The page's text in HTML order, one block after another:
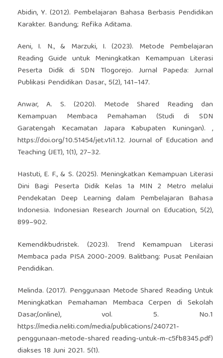
Abidin, Y. (2012). Pembelajaran Bahasa Berbasis Pendidikan
Karakter. Bandung; Refika Aditama.
Aeni, I. N., & Marzuki, I. (2023). Metode Pembelajaran
Reading Guide untuk Meningkatkan Kemampuan Literasi
Peserta Didik di SDN Tlogorejo. Jurnal Papeda: Jurnal
Publikasi Pendidikan Dasar., 5(2), 141–147.
Anwar, A. S. (2020). Metode Shared Reading dan
Kemampuan Membaca Pemahaman (Studi di SDN
Garatengah Kecamatan Japara Kabupaten Kuningan). ,
https://doi.org/10.51454/jet.v1i1.12. Journal of Education and
Teaching (JET), 1(1), 27–32.
Hastuti, E. F., & S. (2025). Meningkatkan Kemampuan Literasi
Dini Bagi Peserta Didik Kelas 1a MIN 2 Metro melalui
Pendekatan Deep Learning dalam Pembelajaran Bahasa
Indonesia. Indonesian Research Journal on Education, 5(2),
899–902.
Kemendikbudristek. (2023). Trend Kemampuan Literasi
Membaca pada PISA 2000-2009. Balitbang: Pusat Penilaian
Pendidikan.
Melinda. (2017). Penggunaan Metode Shared Reading Untuk
Meningkatkan Pemahaman Membaca Cerpen di Sekolah
Dasar,(online), vol. 5. No.1
https://media.neliti.com/media/publications/240721-
penggunaan-metode-shared reading-untuk-m-c5fb8345.pdf)
diakses 18 Juni 2021. 5(1).